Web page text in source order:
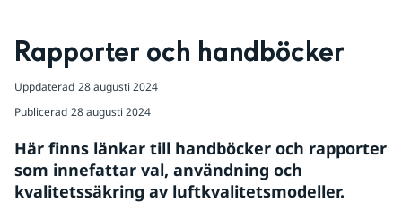
Rapporter och handböcker
Uppdaterad 28 augusti 2024
Publicerad 28 augusti 2024
Här finns länkar till handböcker och rapporter
som innefattar val, användning och
kvalitetssäkring av luftkvalitetsmodeller.